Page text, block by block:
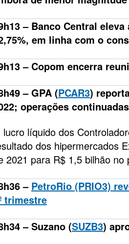
– Banco Central
em linha com o
– Copom encerra
– GPA (PCAR3)
operações
lucro líquido dos
dos hipermercados
2021 para R$ 1,5 bilhão
– PetroRio (PRIO3)
trimestre
– Suzano (SUZB3)